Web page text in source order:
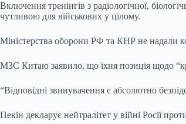
Включення тренінгів з радіологічної,
чутливою для військових у цілому.
Міністерства оборони РФ та КНР не надали
МЗС Китаю заявило, що їхня позиція щодо
“Відповідні звинувачення є абсолютно
Пекін декларує нейтралітет у війні Росії